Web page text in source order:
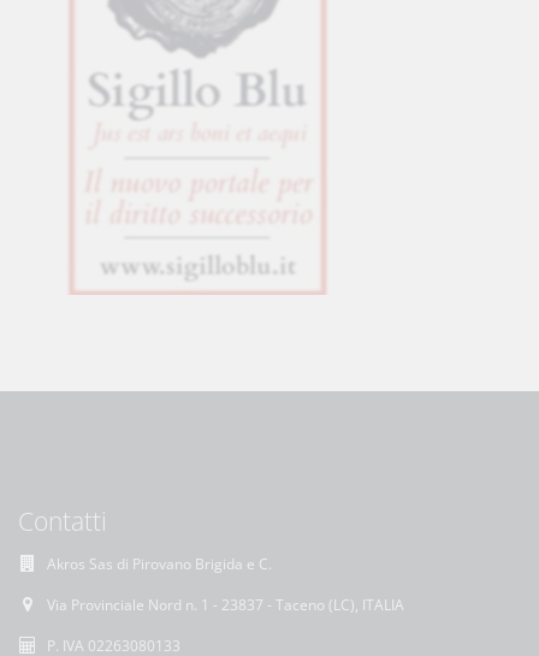
Contatti
Akros Sas di Pirovano Brigida e C.
Via Provinciale Nord n. 1 - 23837 - Taceno (LC), ITALIA
P. IVA 02263080133